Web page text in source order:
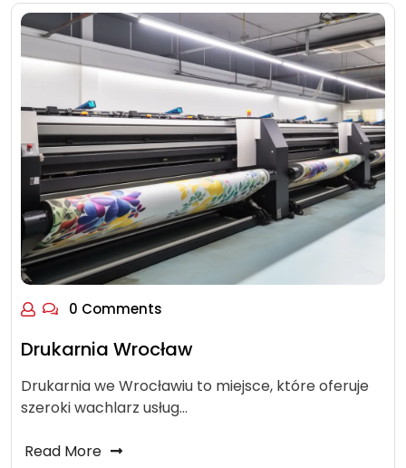
0 Comments
Drukarnia Wrocław
Drukarnia we Wrocławiu to miejsce, które oferuje
szeroki wachlarz usług…
Read More